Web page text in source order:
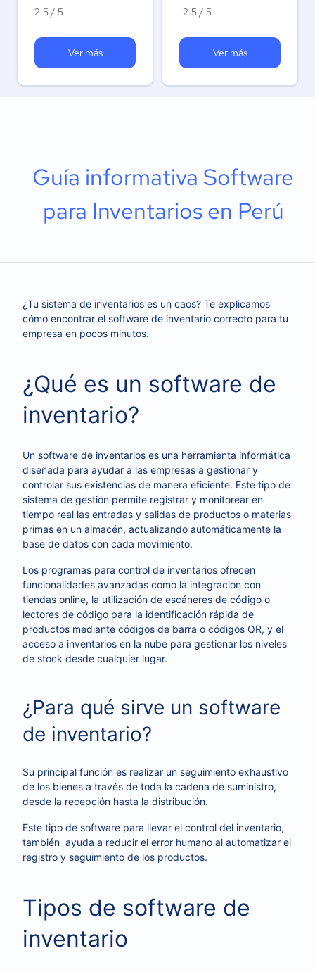
2.5 / 5
Ver más
2.5 / 5
Ver más
Guía informativa Software
para Inventarios en Perú
¿Tu sistema de inventarios es un caos? Te explicamos
cómo encontrar el software de inventario correcto para tu
empresa en pocos minutos.
¿Qué es un software de
inventario?
Un software de inventarios es una herramienta informática
diseñada para ayudar a las empresas a gestionar y
controlar sus existencias de manera eficiente. Este tipo de
sistema de gestión permite registrar y monitorear en
tiempo real las entradas y salidas de productos o materias
primas en un almacén, actualizando automáticamente la
base de datos con cada movimiento.
Los programas para control de inventarios ofrecen
funcionalidades avanzadas como la integración con
tiendas online, la utilización de escáneres de código o
lectores de código para la identificación rápida de
productos mediante códigos de barra o códigos QR, y el
acceso a inventarios en la nube para gestionar los niveles
de stock desde cualquier lugar.
¿Para qué sirve un software
de inventario?
Su principal función es realizar un seguimiento exhaustivo
de los bienes a través de toda la cadena de suministro,
desde la recepción hasta la distribución.
Este tipo de software para llevar el control del inventario,
también ayuda a reducir el error humano al automatizar el
registro y seguimiento de los productos.
Tipos de software de
inventario